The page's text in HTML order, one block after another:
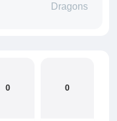
Dragons
0
0